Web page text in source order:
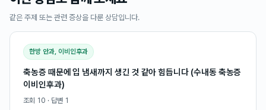
같은 주제 또는 관련 증상을 다룬 상담입니다.
한방 안과, 이비인후과
축농증 때문에 입 냄새까지 생긴 것 같아 힘듭니다 (수내동 축농증
이비인후과)
조회 10 · 답변 1